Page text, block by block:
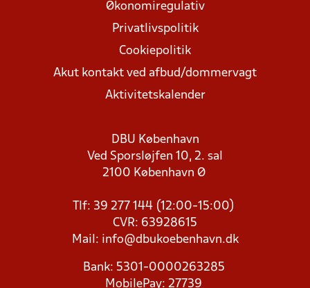
Økonomiregulativ
Privatlivspolitik
Cookiepolitik
Akut kontakt ved afbud/dommervagt
Aktivitetskalender
DBU København
Ved Sporsløjfen 10, 2. sal
2100 København Ø
Tlf: 39 277 144 (12:00-15:00)
CVR: 63928615
Mail: info@dbukoebenhavn.dk
Bank: 5301-0000263285
MobilePay: 27739